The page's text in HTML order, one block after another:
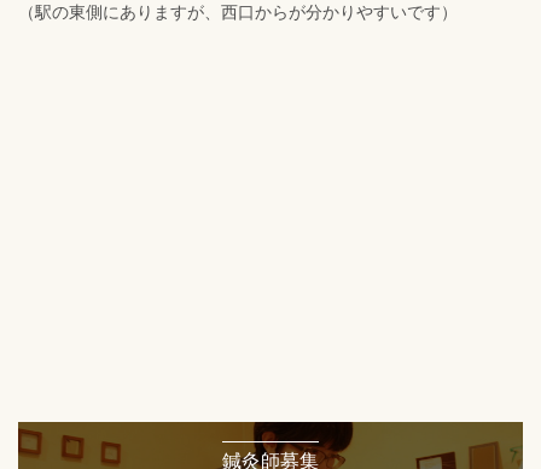
（駅の東側にありますが、西口からが分かりやすいです）
鍼灸師募集